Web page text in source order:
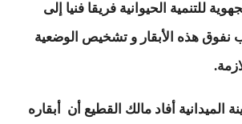
للتنمية الحيوانية فريقا فنيا إلى
نفوق هذه الأبقار و تشخيص الوضعية
الميدانية أفاد مالك القطيع أن أبقاره